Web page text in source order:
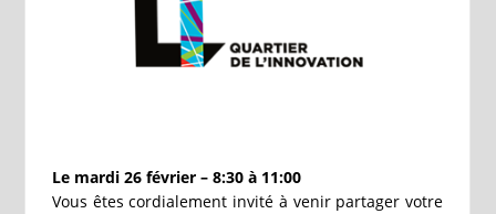
Le mardi 26 février – 8:30 à 11:00
Vous êtes cordialement invité à venir partager votre